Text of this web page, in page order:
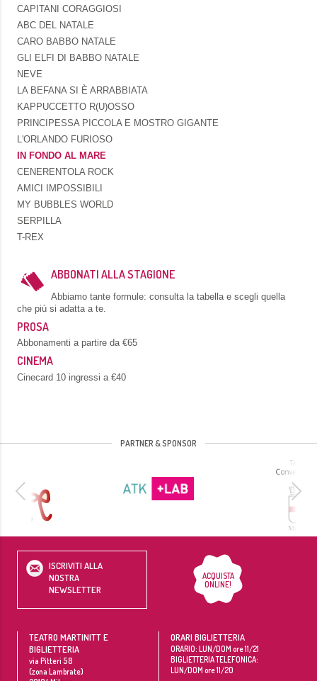
CAPITANI CORAGGIOSI
ABC DEL NATALE
CARO BABBO NATALE
GLI ELFI DI BABBO NATALE
NEVE
LA BEFANA SI È ARRABBIATA
KAPPUCCETTO R(U)OSSO
PRINCIPESSA PICCOLA E MOSTRO GIGANTE
L'ORLANDO FURIOSO
IN FONDO AL MARE
CENERENTOLA ROCK
AMICI IMPOSSIBILI
MY BUBBLES WORLD
SERPILLA
T-REX
ABBONATI ALLA STAGIONE
Abbiamo tante formule: consulta la tabella e scegli quella
che più si adatta a te.
PROSA
Abbonamenti a partire da €65
CINEMA
Cinecard 10 ingressi a €40
PARTNER & SPONSOR
ISCRIVITI ALLA
NOSTRA
NEWSLETTER
ACQUISTA
ONLINE!
TEATRO MARTINITT E
BIGLIETTERIA
via Pitteri 58
(zona Lambrate)
ORARI BIGLIETTERIA
ORARIO: LUN/DOM ore 11/21
BIGLIETTERIA TELEFONICA:
LUN/DOM ore 11/20